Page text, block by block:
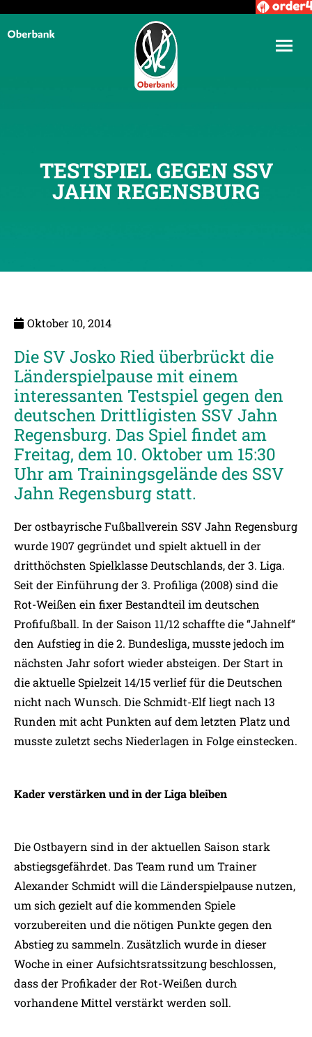
TESTSPIEL GEGEN SSV
JAHN REGENSBURG
Oktober 10, 2014
Die SV Josko Ried überbrückt die
Länderspielpause mit einem
interessanten Testspiel gegen den
deutschen Drittligisten SSV Jahn
Regensburg. Das Spiel findet am
Freitag, dem 10. Oktober um 15:30
Uhr am Trainingsgelände des SSV
Jahn Regensburg statt.
Der ostbayrische Fußballverein SSV Jahn Regensburg
wurde 1907 gegründet und spielt aktuell in der
dritthöchsten Spielklasse Deutschlands, der 3. Liga.
Seit der Einführung der 3. Profiliga (2008) sind die
Rot-Weißen ein fixer Bestandteil im deutschen
Profifußball. In der Saison 11/12 schaffte die “Jahnelf“
den Aufstieg in die 2. Bundesliga, musste jedoch im
nächsten Jahr sofort wieder absteigen. Der Start in
die aktuelle Spielzeit 14/15 verlief für die Deutschen
nicht nach Wunsch. Die Schmidt-Elf liegt nach 13
Runden mit acht Punkten auf dem letzten Platz und
musste zuletzt sechs Niederlagen in Folge einstecken.
Kader verstärken und in der Liga bleiben
Die Ostbayern sind in der aktuellen Saison stark
abstiegsgefährdet. Das Team rund um Trainer
Alexander Schmidt will die Länderspielpause nutzen,
um sich gezielt auf die kommenden Spiele
vorzubereiten und die nötigen Punkte gegen den
Abstieg zu sammeln. Zusätzlich wurde in dieser
Woche in einer Aufsichtsratssitzung beschlossen,
dass der Profikader der Rot-Weißen durch
vorhandene Mittel verstärkt werden soll.